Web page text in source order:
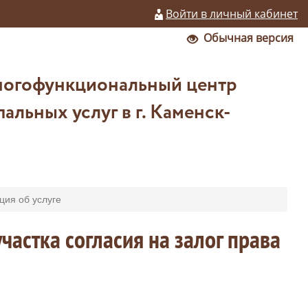
Войти в личный кабинет
Обычная версия
центр
услуг в г. Каменск-
об услуге
согласия на залог права